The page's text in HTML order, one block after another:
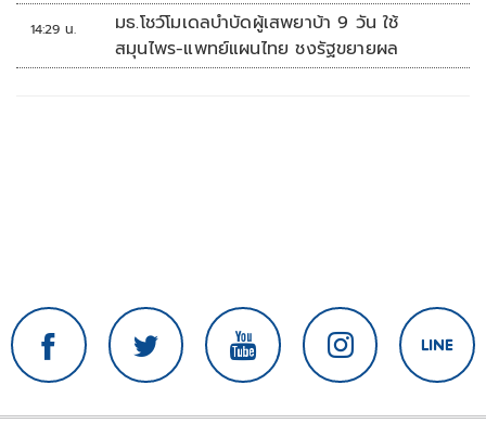
14:29 น.
มธ.โชว์โมเดลบำบัดผู้เสพยาบ้า 9 วัน ใช้
สมุนไพร-แพทย์แผนไทย ชงรัฐขยายผล